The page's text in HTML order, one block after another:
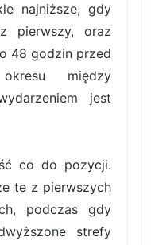
najniższe, gdy
pierwszy, oraz
48 godzin przed
między
jest
co do pozycji.
te z pierwszych
podczas gdy
strefy